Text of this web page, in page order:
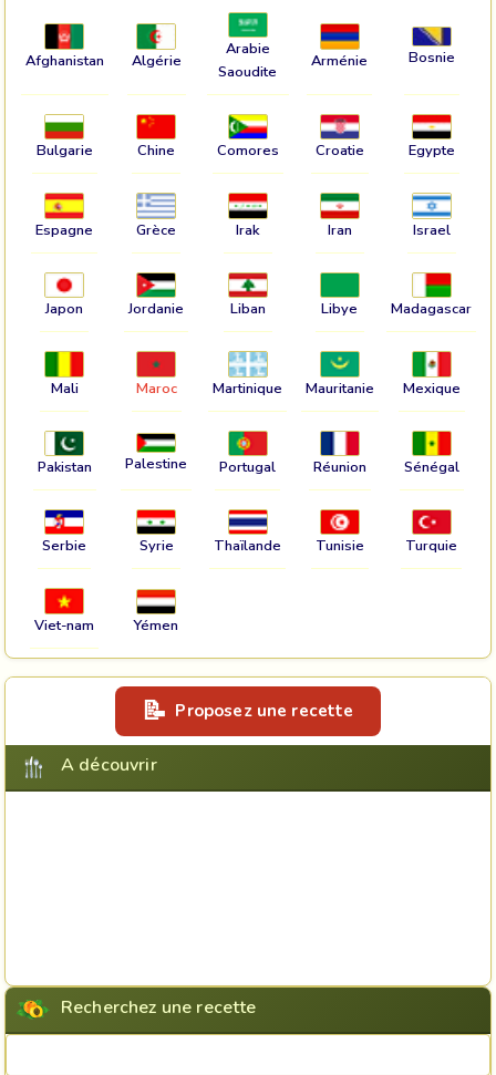
Afghanistan Algérie
Arabie
Saoudite
Arménie Bosnie
Bulgarie Chine Comores Croatie Egypte
Espagne Grèce Irak Iran Israel
Japon Jordanie Liban Libye Madagascar
Mali Maroc Martinique Mauritanie Mexique
Pakistan Palestine Portugal Réunion Sénégal
Serbie Syrie Thaïlande Tunisie Turquie
Viet-nam Yémen
Proposez une recette
A découvrir
Recherchez une recette